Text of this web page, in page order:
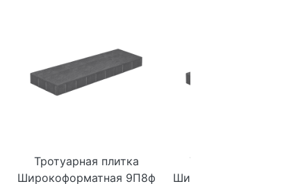
Тротуарная плитка
Широкоформатная 9П8ф
Тротуарная плитка
Широкоформатная 9П8ф